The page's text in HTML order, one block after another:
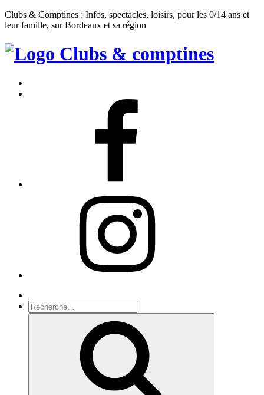
Clubs & Comptines : Infos, spectacles, loisirs, pour les 0/14 ans et
leur famille, sur Bordeaux et sa région
Clubs
Comptines
Recherche
pour